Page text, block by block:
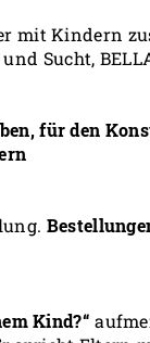
mit Kindern
Sucht,
für den
Kind?“